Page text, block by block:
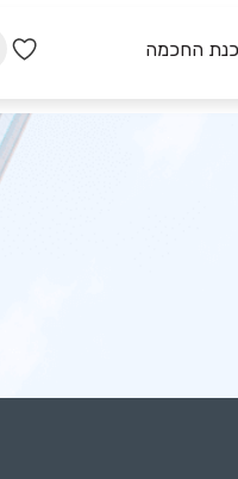
החכמה